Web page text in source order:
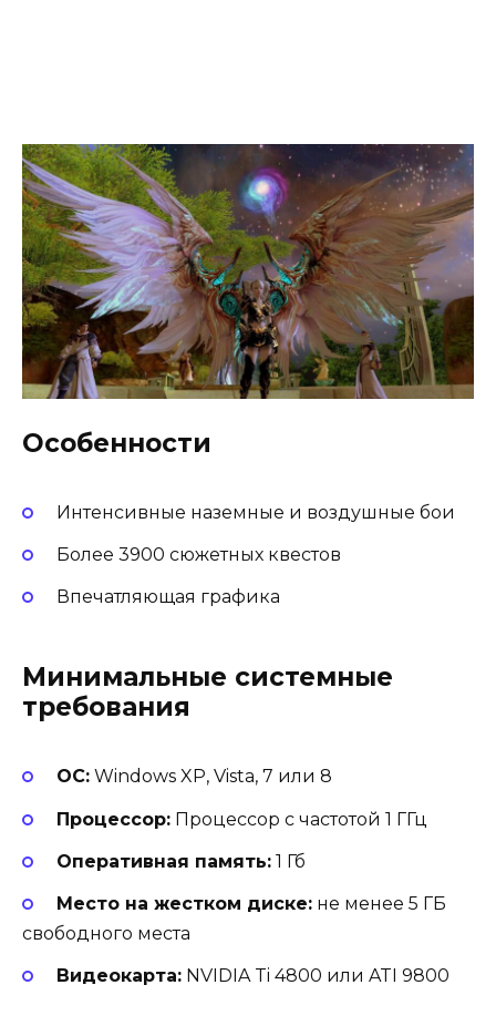
Особенности
Интенсивные наземные и воздушные бои
Более 3900 сюжетных квестов
Впечатляющая графика
Минимальные системные
требования
ОС:Windows XP, Vista, 7 или 8
Процессор:Процессор с частотой 1 ГГц
Оперативная память:1 Гб
Место на жестком диске:не менее 5 ГБ
свободного места
Видеокарта:NVIDIA Ti 4800 или ATI 9800